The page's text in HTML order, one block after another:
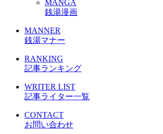
MANGA
銭湯漫画
MANNER
銭湯マナー
RANKING
記事ランキング
WRITER LIST
記事ライター一覧
CONTACT
お問い合わせ